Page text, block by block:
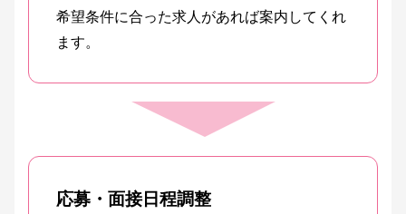
希望条件に合った求人があれば案内してくれ
ます。
応募・面接日程調整